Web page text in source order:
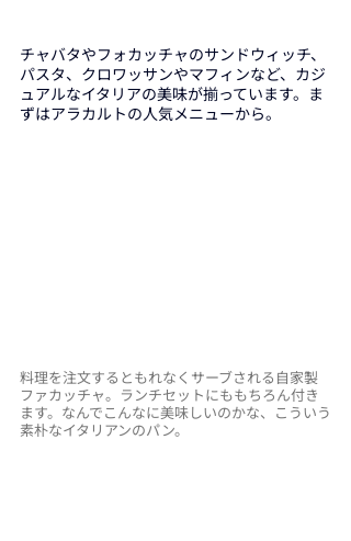
チャバタやフォカッチャのサンドウィッチ、
パスタ、クロワッサンやマフィンなど、カジ
ュアルなイタリアの美味が揃っています。ま
ずはアラカルトの人気メニューから。
料理を注文するともれなくサーブされる自家製
ファカッチャ。ランチセットにももちろん付き
ます。なんでこんなに美味しいのかな、こういう
素朴なイタリアンのパン。